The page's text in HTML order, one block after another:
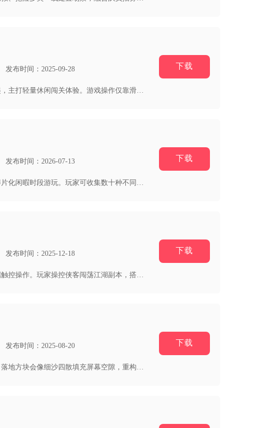
发布时间：2025-09-28
冒险岛点点消以海岛精灵遇险作为主线背景，把经典三消和岛屿建造、角色养成结合在一起，主打轻量休闲闯关体验。游戏操作仅靠滑动...
下载
发布时间：2026-07-13
活泼猫以各类软萌小猫为核心载体，融合休闲闯关、猫咪养成与居家互动多重内容，适配碎片化闲暇时段游玩。玩家可收集数十种不同花...
下载
发布时间：2025-12-18
流星以古风武侠江湖为背景，主打硬核近战动作闯关，复刻经典单机连招体系，适配移动端触控操作。玩家操控侠客闯荡江湖副本，搭配...
下载
发布时间：2025-08-20
方块流沙融合经典下落方块消除与动态流沙物理机制，打破传统堆叠固定不变的玩法局限，落地方块会像细沙四散填充屏幕空隙，重构消...
下载